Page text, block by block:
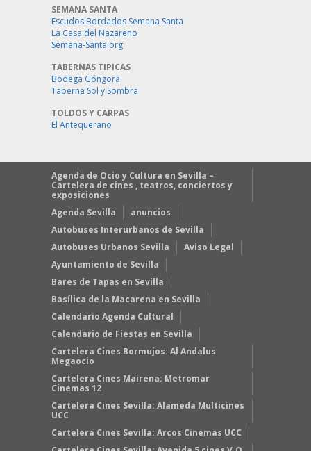
SEMANA SANTA
Escudos Bordados Semana Santa
La Casa del Nazareno
Semana-Santa.org
TABERNAS TIPICAS
Bodega Góngora
Taberna Sol y Sombra
TOLDOS Y CARPAS
El Antequerano
Agenda de Ocio y Cultura en Sevilla –
Cartelera de cines , teatros, conciertos y
exposiciones
Agenda Sevilla
anuncios
Autobuses Interurbanos de Sevilla
Autobuses Urbanos Sevilla
Aviso Legal
Ayuntamiento de Sevilla
Bares de Tapas en Sevilla
Basílica de la Macarena en Sevilla
Calendario Agenda Cultural
Calendario de Fiestas en Sevilla
Cartelera Cines Bormujos: Al Andalus
Megaocio
Cartelera Cines Mairena: Metromar
Cinemas 12
Cartelera Cines Sevilla: Alameda Multicines
UCC
Cartelera Cines Sevilla: Arcos Cinemas UCC